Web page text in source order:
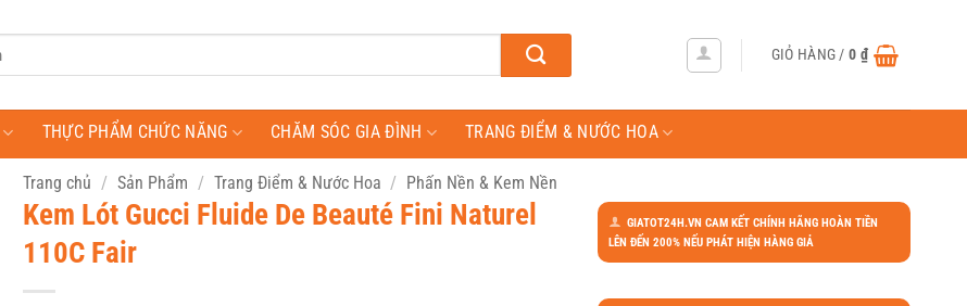
GIỎ HÀNG /0 ₫
THỰC PHẨM CHỨC NĂNG CHĂM SÓC GIA ĐÌNH TRANG ĐIỂM & NƯỚC HOA
Trang chủ / Sản Phẩm / Trang Điểm & Nước Hoa / Phấn Nền & Kem Nền
Kem Lót Gucci Fluide De Beauté Fini Naturel
110C Fair
GIATOT24H.VN CAM KẾT CHÍNH HÃNG HOÀN TIỀN
LÊN ĐẾN 200% NẾU PHÁT HIỆN HÀNG GIẢ